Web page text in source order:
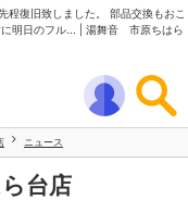
程復旧致しました。 部品交換もおこ
に明日のフル... | 湯舞音 市原ちはら
ニュース
台店